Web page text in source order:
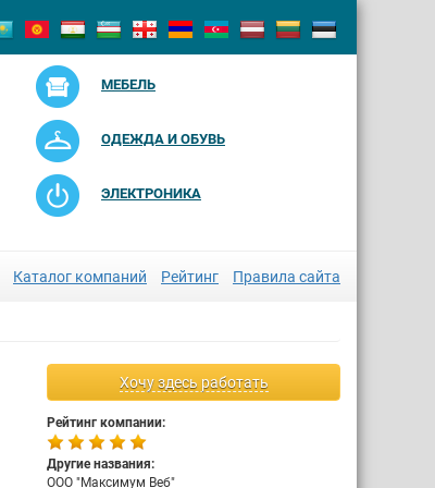
МЕБЕЛЬ
ОДЕЖДА И ОБУВЬ
ЭЛЕКТРОНИКА
Каталог компаний Рейтинг Правила сайта
Хочу здесь работать
Рейтинг компании:
Другие названия:
ООО "Максимум Веб"